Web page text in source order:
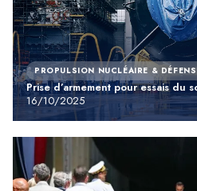
PROPULSION NUCLÉAIRE &
Prise d’armement pour essais du
16/10/2025